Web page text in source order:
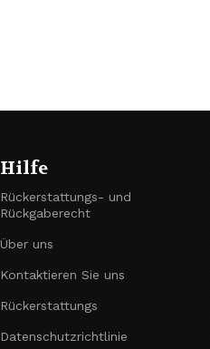
Hilfe
Rückerstattungs- und
Rückgaberecht
Über uns
Kontaktieren Sie uns
Rückerstattungs
Datenschutzrichtlinie